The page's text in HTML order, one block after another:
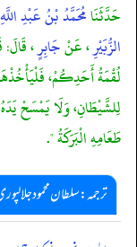
حَدَّثَنَامُحَمَّدُ بْنُ عَبْدِ
الزُّبَيْرِ، عَنْجَابِرٍ،
لُقْمَةُ أَحَدِكُمْ،
لِلشَّيْطَانِ، وَلَا يَمْسَحْ
طَعَامِهِ الْبَرَكَةُ ".
ترجمہ:سلطان محمود